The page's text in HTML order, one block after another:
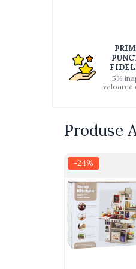
Seturi camion
Seturi de frumusete
Interactive, educative si
Ateliere si unelte
Blocuri de constructie
5%
valoarea
Produse
-24%